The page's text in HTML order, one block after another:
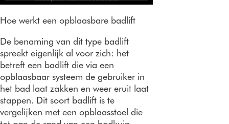
Hoe werkt een opblaasbare badlift
De benaming van dit type badlift
spreekt eigenlijk al voor zich: het
betreft een badlift die via een
opblaasbaar systeem de gebruiker in
het bad laat zakken en weer eruit laat
stappen. Dit soort badlift is te
vergelijken met een opblaasstoel die